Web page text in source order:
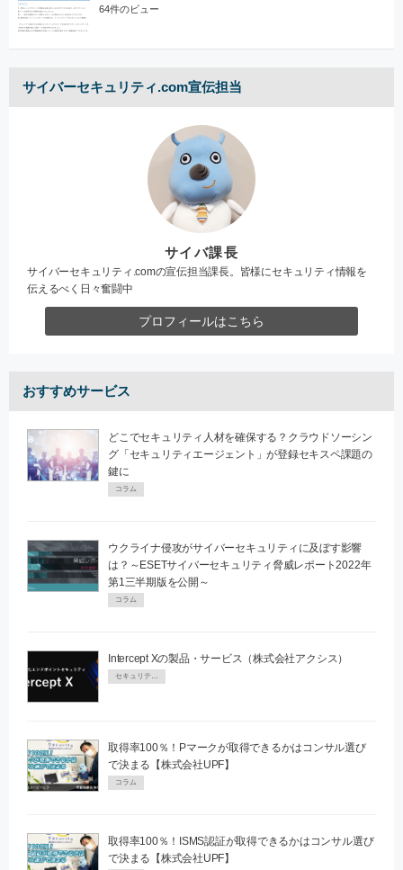
64件のビュー
サイバーセキュリティ.com宣伝担当
サイバ課長
サイバーセキュリティ.comの宣伝担当課長。皆様にセキュリティ情報を
伝えるべく日々奮闘中
プロフィールはこちら
おすすめサービス
どこでセキュリティ人材を確保する？クラウドソーシン
グ「セキュリティエージェント」が登録セキスペ課題の
鍵に
コラム
ウクライナ侵攻がサイバーセキュリティに及ぼす影響
は？～ESETサイバーセキュリティ脅威レポート2022年
第1三半期版を公開～
コラム
Intercept Xの製品・サービス（株式会社アクシス）
取得率100％！Pマークが取得できるかはコンサル選び
で決まる【株式会社UPF】
コラム
取得率100％！ISMS認証が取得できるかはコンサル選び
で決まる【株式会社UPF】